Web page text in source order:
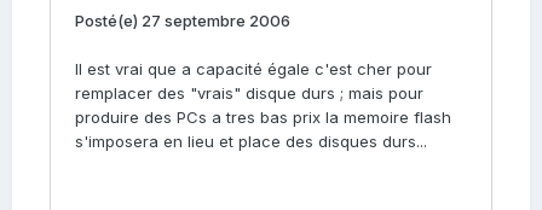
Posté(e) 27 septembre 2006
Il est vrai que a capacité égale c'est cher pour
remplacer des "vrais" disque durs ; mais pour
produire des PCs a tres bas prix la memoire flash
s'imposera en lieu et place des disques durs...